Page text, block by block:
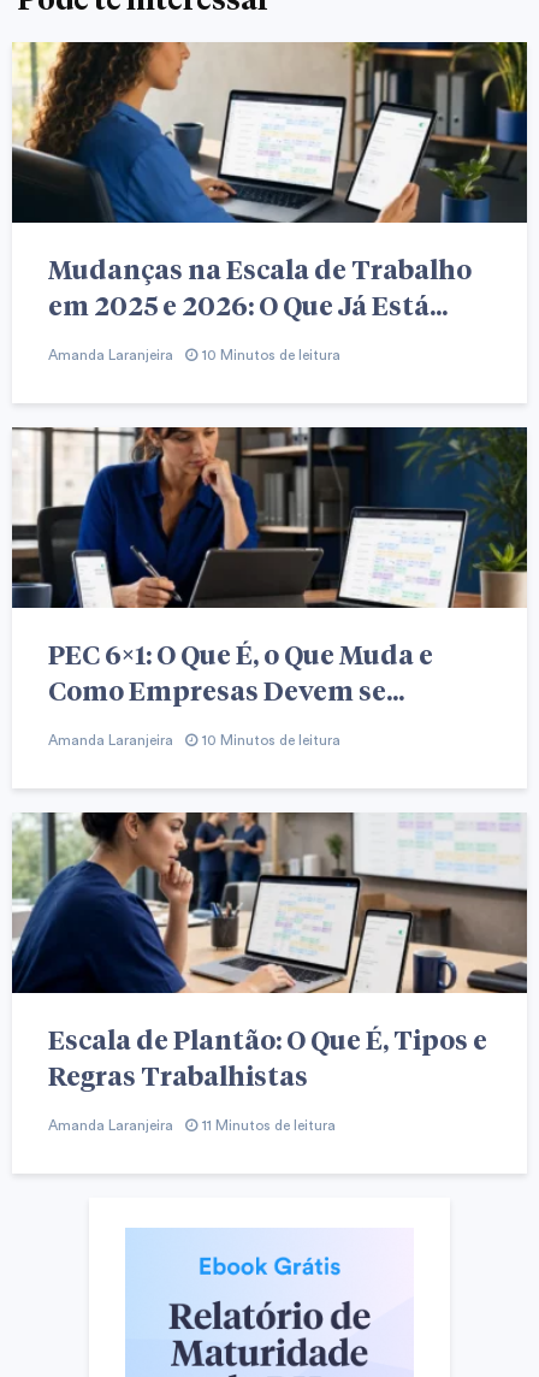
Mudanças na Escala de Trabalho
em 2025 e 2026: O Que Já Está...
Amanda Laranjeira 10 Minutos de leitura
PEC 6×1: O Que É, o Que Muda e
Como Empresas Devem se...
Amanda Laranjeira 10 Minutos de leitura
Escala de Plantão: O Que É, Tipos e
Regras Trabalhistas
Amanda Laranjeira 11 Minutos de leitura